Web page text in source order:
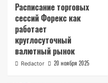
Расписание торговых
сессий Форекс как
работает
круглосуточный
валютный рынок
Redactor 20 ноября 2025